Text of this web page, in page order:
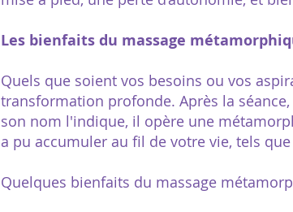
Les bienfaits du massage
Quels que soient vos besoins ou vos
transformation profonde. Après la
son nom l'indique, il opère une
a pu accumuler au fil de votre vie, tels
Quelques bienfaits du massage